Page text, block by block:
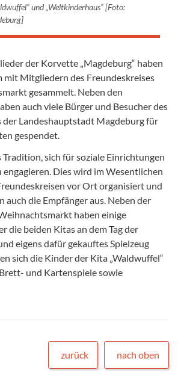
und „Weltkinderhaus“ [Foto:
der Korvette „Magdeburg“ haben
mit Mitgliedern des Freundeskreises
gesammelt. Neben den
auch viele Bürger und Besucher des
Landeshauptstadt Magdeburg für
gespendet.
Tradition, sich für soziale Einrichtungen
Dies wird im Wesentlichen
vor Ort organisiert und
auch die Empfänger aus. Neben der
haben einige
die beiden Kitas an dem Tag der
eigens dafür gekauftes Spielzeug
sich die Kinder der Kita „Waldwuffel“
und Kartenspiele sowie
zurück nach oben